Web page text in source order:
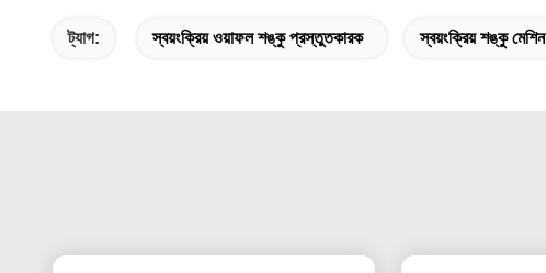
ট্যাগ: স্বয়ংক্রিয় ওয়াফল শঙ্কু প্রস্তুতকারক স্বয়ংক্রিয় শঙ্কু মেশিন